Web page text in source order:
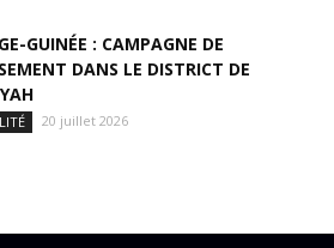
GUINÉE : CAMPAGNE DE
DANS LE DISTRICT DE
20 juillet 2026